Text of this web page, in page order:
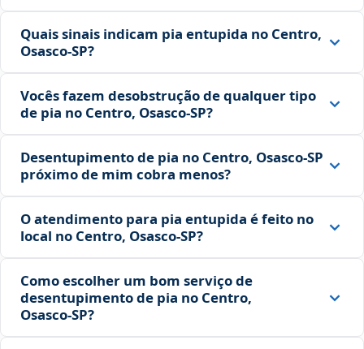
Quais sinais indicam pia entupida no Centro,
Osasco‑SP?
Vocês fazem desobstrução de qualquer tipo
de pia no Centro, Osasco‑SP?
Desentupimento de pia no Centro, Osasco‑SP
próximo de mim cobra menos?
O atendimento para pia entupida é feito no
local no Centro, Osasco‑SP?
Como escolher um bom serviço de
desentupimento de pia no Centro,
Osasco‑SP?